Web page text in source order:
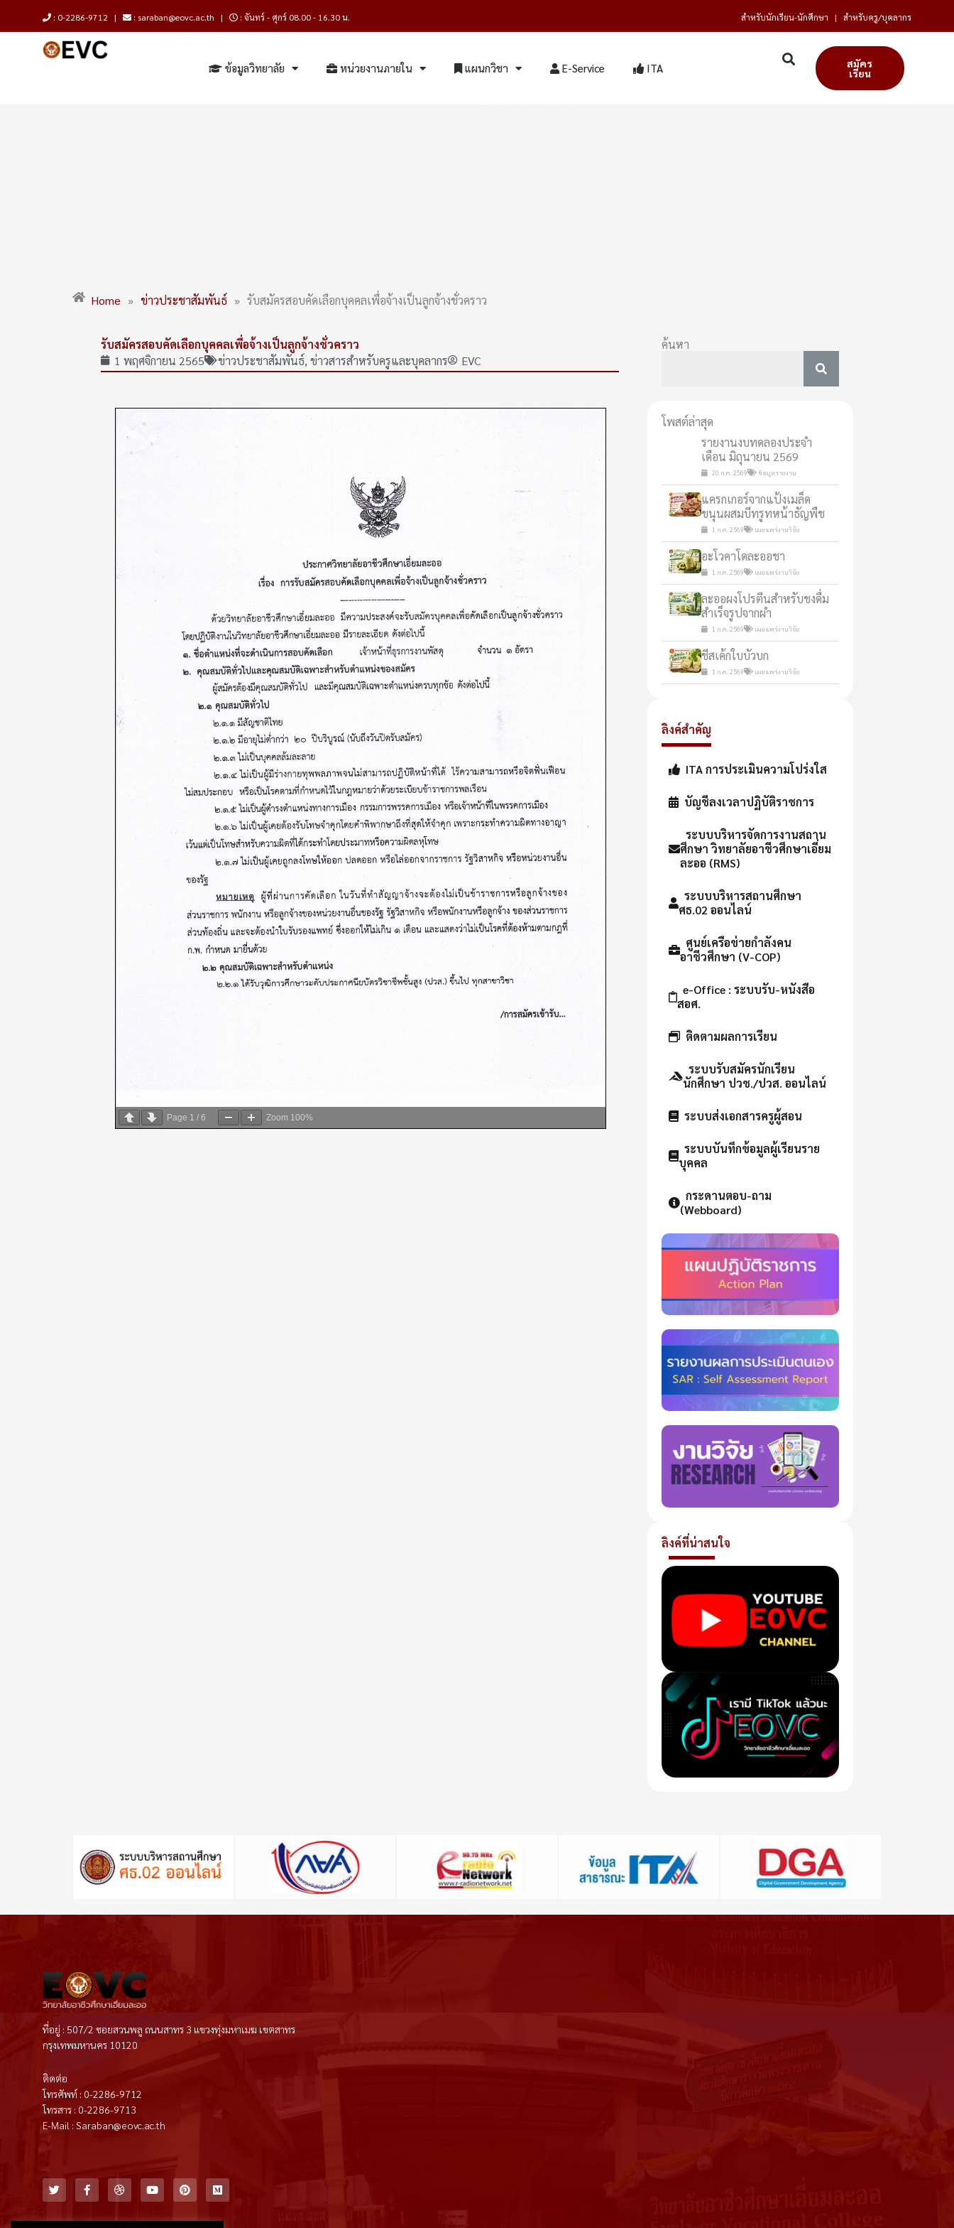
: 0-2286-9712 | : saraban@eovc.ac.th | : จันทร์ - ศุกร์ 08.00 - 16.30 น. สำหรับนักเรียน-นักศึกษา | สำหรับครู/บุคลากร
ข้อมูลวิทยาลัย หน่วยงานภายใน แผนกวิชา E-Service ITA สมัคร
เรียน
Home » ข่าวประชาสัมพันธ์ » รับสมัครสอบคัดเลือกบุคคลเพื่อจ้างเป็นลูกจ้างชั่วคราว
รับสมัครสอบคัดเลือกบุคคลเพื่อจ้างเป็นลูกจ้างชั่วคราว
1 พฤศจิกายน 2565
ข่าวประชาสัมพันธ์, ข่าวสารสำหรับครูและบุคลากร EVC
Page 1 / 6 Zoom 100%
ค้นหา
โพสต์ล่าสุด
รายงานงบทดลองประจำ
เดือน มิถุนายน 2569
20 ก.ค. 2569 ข้อมูลรายงาน
แครกเกอร์จากแป้งเมล็ด
ขนุนผสมบีทรูทหน้าธัญพืช
1 ก.ค. 2569 เผยแพร่งานวิจัย
อะโวคาโดละออชา
1 ก.ค. 2569 เผยแพร่งานวิจัย
ละออผงโปรตีนสำหรับชงดื่ม
สำเร็จรูปจากผำ
1 ก.ค. 2569 เผยแพร่งานวิจัย
ชีสเค้กใบบัวบก
1 ก.ค. 2569 เผยแพร่งานวิจัย
ลิงค์สำคัญ
ITA การประเมินความโปร่งใส
บัญชีลงเวลาปฏิบัติราชการ
ระบบบริหารจัดการงานสถาน
ศึกษา วิทยาลัยอาชีวศึกษาเอี่ยม
ละออ (RMS)
ระบบบริหารสถานศึกษา
ศธ.02 ออนไลน์
ศูนย์เครือข่ายกำลังคน
อาชีวศึกษา (V-COP)
e-Office : ระบบรับ-หนังสือ
สอศ.
ติดตามผลการเรียน
ระบบรับสมัครนักเรียน
นักศึกษา ปวช./ปวส. ออนไลน์
ระบบส่งเอกสารครูผู้สอน
ระบบบันทึกข้อมูลผู้เรียนราย
บุคคล
กระดานตอบ-ถาม
(Webboard)
ลิงค์ที่น่าสนใจ
ที่อยู่ : 507/2 ซอยสวนพลู ถนนสาทร 3 แขวงทุ่งมหาเมฆ เขตสาทร
กรุงเทพมหานคร 10120
ติดต่อ
โทรศัพท์ : 0-2286-9712
โทรสาร : 0-2286-9713
E-Mail : Saraban@eovc.ac.th
w
i
t
e
a
c
e
o
r
i
b
b
o
u
t
b
i
n
t
r
e
d
i
m